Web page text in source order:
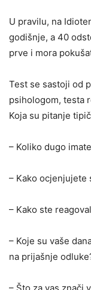
U pravilu, na
godišnje, a 40
prve i mora
Test se sastoji od
psihologom, testa
Koja su pitanje
– Koliko dugo
– Kako ocjenjujete
– Kako ste
– Koje su vaše
na prijašnje